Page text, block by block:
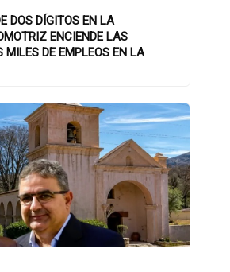
DOS DÍGITOS EN LA
ENCIENDE LAS
MILES DE EMPLEOS EN LA